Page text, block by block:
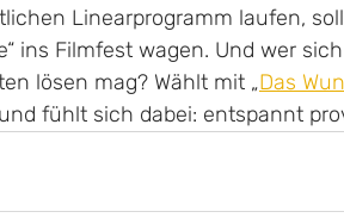
Linearprogramm laufen,
ins Filmfest wagen. Und wer
lösen mag? Wählt mit „Das
fühlt sich dabei: entspannt